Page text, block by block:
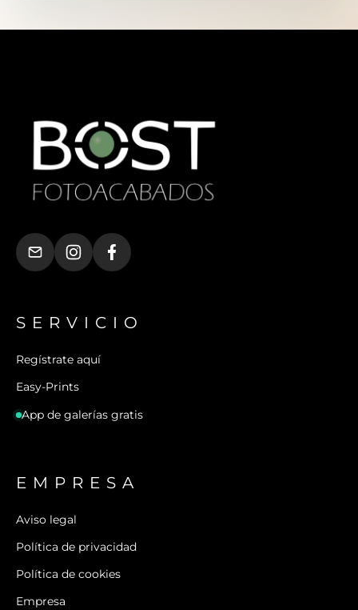
SERVICIO
Regístrate aquí
Easy-Prints
App de galerías gratis
EMPRESA
Aviso legal
Política de privacidad
Política de cookies
Empresa